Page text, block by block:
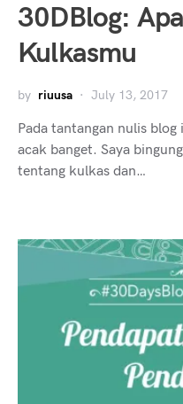
30DBlog:
Kulkasmu
by riuusa July 13, 2017
Pada tantangan nulis
acak banget. Saya
tentang kulkas dan…